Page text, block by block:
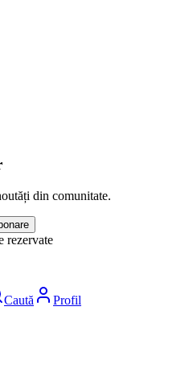
din comunitate.
rezervate
Caută Profil